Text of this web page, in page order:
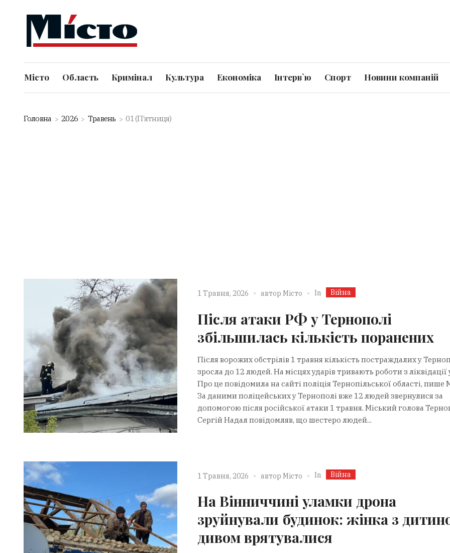
Місто Область Кримінал Культура Економіка Інтерв`ю Спорт Новини компаній
Головна 2026 Травень 01 (П’ятниця)
1 Травня, 2026 автор Місто In Війна
Після атаки РФ у Тернополі
збільшилась кількість поранених
Після ворожих обстрілів 1 травня кількість постраждалих у
зросла до 12 людей. На місцях ударів тривають роботи з ліквідації
Про це повідомила на сайті поліція Тернопільської області, пише
За даними поліцейських у Тернополі вже 12 людей звернулися за
допомогою після російської атаки 1 травня. Міський голова
Сергій Надал повідомляв, що шестеро людей...
1 Травня, 2026 автор Місто In Війна
На Вінниччині уламки дрона
зруйнували будинок: жінка з
дивом врятувалися